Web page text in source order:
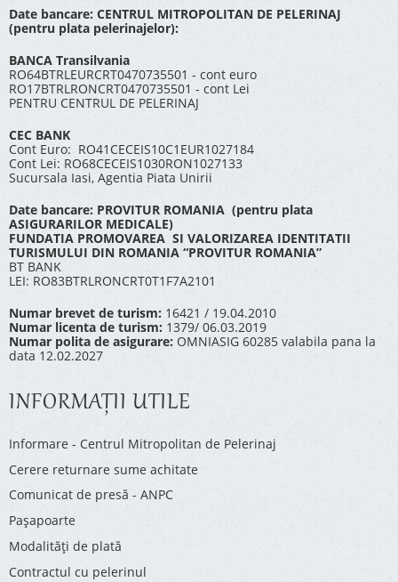
Date bancare: CENTRUL MITROPOLITAN DE PELERINAJ
(pentru plata pelerinajelor):
BANCA Transilvania
RO64BTRLEURCRT0470735501 - cont euro
RO17BTRLRONCRT0470735501 - cont Lei
PENTRU CENTRUL DE PELERINAJ
CEC BANK
Cont Euro: RO41CECEIS10C1EUR1027184
Cont Lei: RO68CECEIS1030RON1027133
Sucursala Iasi, Agentia Piata Unirii
Date bancare: PROVITUR ROMANIA (pentru plata
ASIGURARILOR MEDICALE)
FUNDATIA PROMOVAREA SI VALORIZAREA IDENTITATII
TURISMULUI DIN ROMANIA “PROVITUR ROMANIA”
BT BANK
LEI: RO83BTRLRONCRT0T1F7A2101
Numar brevet de turism: 16421 / 19.04.2010
Numar licenta de turism: 1379/ 06.03.2019
Numar polita de asigurare: OMNIASIG 60285 valabila pana la
data 12.02.2027
INFORMAŢII UTILE
Informare - Centrul Mitropolitan de Pelerinaj
Cerere returnare sume achitate
Comunicat de presă - ANPC
Pașapoarte
Modalități de plată
Contractul cu pelerinul